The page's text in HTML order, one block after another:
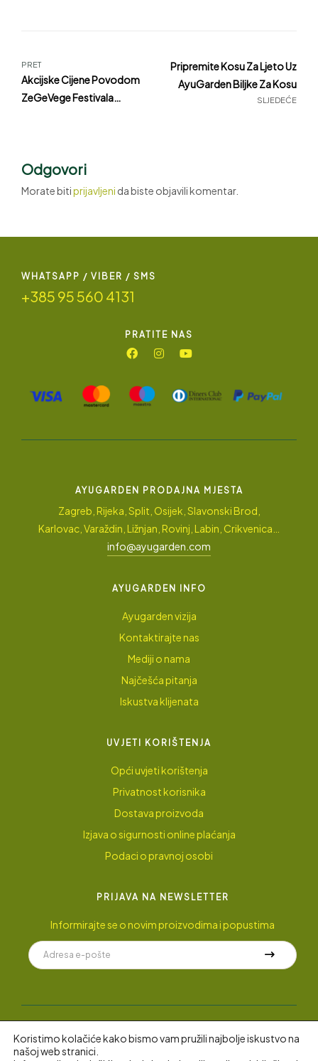
PRET
Akcijske Cijene Povodom
ZeGeVege Festivala
SLJEDEĆE
Pripremite Kosu Za Ljeto Uz
AyuGarden Biljke Za Kosu
Odgovori
Morate bitiprijavljeni da biste objavili komentar.
WHATSAPP / VIBER / SMS
+385 95 560 4131
PRATITE NAS
AYUGARDEN PRODAJNA MJESTA
Zagreb, Rijeka, Split, Osijek, Slavonski Brod,
Karlovac, Varaždin, Ližnjan, Rovinj, Labin, Crikvenica…
info@ayugarden.com
AYUGARDEN INFO
Ayugarden vizija
Kontaktirajte nas
Mediji o nama
Najčešća pitanja
Iskustva klijenata
UVJETI KORIŠTENJA
Opći uvjeti korištenja
Privatnost korisnika
Dostava proizvoda
Izjava o sigurnosti online plaćanja
Podaci o pravnoj osobi
PRIJAVA NA NEWSLETTER
Informirajte se o novim proizvodima i popustima
© 2022 AyuGarden. Sva prava pridržana.
Koristimo kolačiće kako bismo vam pružili najbolje iskustvo na
našoj web stranici.